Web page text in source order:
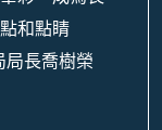
和點睛
長喬樹榮